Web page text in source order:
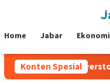
Mobile
Home Jabar Ekonomi
Konten Spesial
Sengit di Silverstone